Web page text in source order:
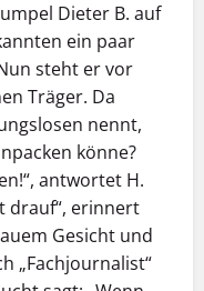
Dieter B. auf
ein paar
steht er vor
Träger. Da
nennt,
könne?
antwortet H.
drauf“, erinnert
Gesicht und
„Fachjournalist“